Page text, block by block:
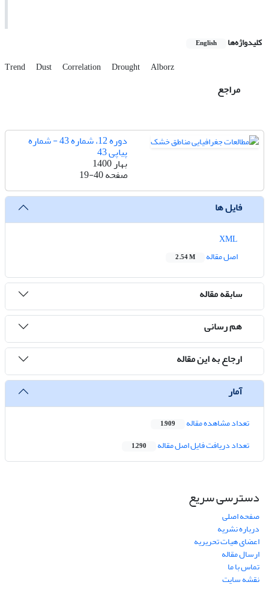
کلیدواژه‌ها English
Trend Dust Correlation Drought Alborz
مراجع
دوره 12، شماره 43 - شماره
پیاپی 43
بهار 1400
صفحه19-40
فایل ها
اصل مقاله
2.54 M
سابقه مقاله
هم رسانی
ارجاع به این مقاله
آمار
تعداد مشاهده مقاله 1,909
تعداد دریافت فایل اصل مقاله 1,290
دسترسی سریع
صفحه اصلی
درباره نشریه
اعضای هیات تحریریه
ارسال مقاله
تماس با ما
نقشه سایت